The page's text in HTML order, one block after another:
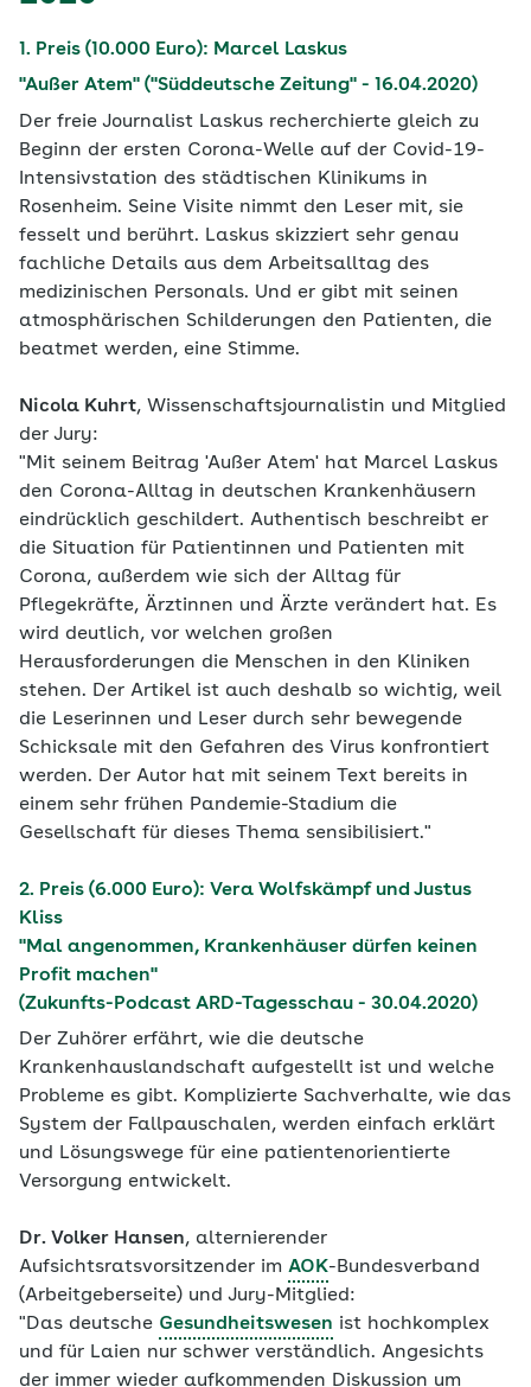
1. Preis (10.000 Euro): Marcel Laskus
"Außer Atem" ("Süddeutsche Zeitung" - 16.04.2020)
Der freie Journalist Laskus recherchierte gleich zu
Beginn der ersten Corona-Welle auf der Covid-19-
Intensivstation des städtischen Klinikums in
Rosenheim. Seine Visite nimmt den Leser mit, sie
fesselt und berührt. Laskus skizziert sehr genau
fachliche Details aus dem Arbeitsalltag des
medizinischen Personals. Und er gibt mit seinen
atmosphärischen Schilderungen den Patienten, die
beatmet werden, eine Stimme.
Nicola Kuhrt, Wissenschaftsjournalistin und Mitglied
der Jury:
"Mit seinem Beitrag 'Außer Atem' hat Marcel Laskus
den Corona-Alltag in deutschen Krankenhäusern
eindrücklich geschildert. Authentisch beschreibt er
die Situation für Patientinnen und Patienten mit
Corona, außerdem wie sich der Alltag für
Pflegekräfte, Ärztinnen und Ärzte verändert hat. Es
wird deutlich, vor welchen großen
Herausforderungen die Menschen in den Kliniken
stehen. Der Artikel ist auch deshalb so wichtig, weil
die Leserinnen und Leser durch sehr bewegende
Schicksale mit den Gefahren des Virus konfrontiert
werden. Der Autor hat mit seinem Text bereits in
einem sehr frühen Pandemie-Stadium die
Gesellschaft für dieses Thema sensibilisiert."
2. Preis (6.000 Euro): Vera Wolfskämpf und Justus
Kliss
"Mal angenommen, Krankenhäuser dürfen keinen
Profit machen"
(Zukunfts-Podcast ARD-Tagesschau - 30.04.2020)
Der Zuhörer erfährt, wie die deutsche
Krankenhauslandschaft aufgestellt ist und welche
Probleme es gibt. Komplizierte Sachverhalte, wie das
System der Fallpauschalen, werden einfach erklärt
und Lösungswege für eine patientenorientierte
Versorgung entwickelt.
Dr. Volker Hansen, alternierender
Aufsichtsratsvorsitzender im AOK-Bundesverband
(Arbeitgeberseite) und Jury-Mitglied:
"Das deutsche Gesundheitswesen ist hochkomplex
und für Laien nur schwer verständlich. Angesichts
der immer wieder aufkommenden Diskussion um